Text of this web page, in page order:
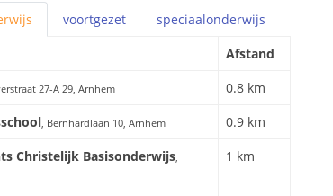
voortgezet speciaalonderwijs
Afstand
27-A 29, Arnhem
0.8 km
, Bernhardlaan 10, Arnhem
0.9 km
Christelijk Basisonderwijs,
1 km